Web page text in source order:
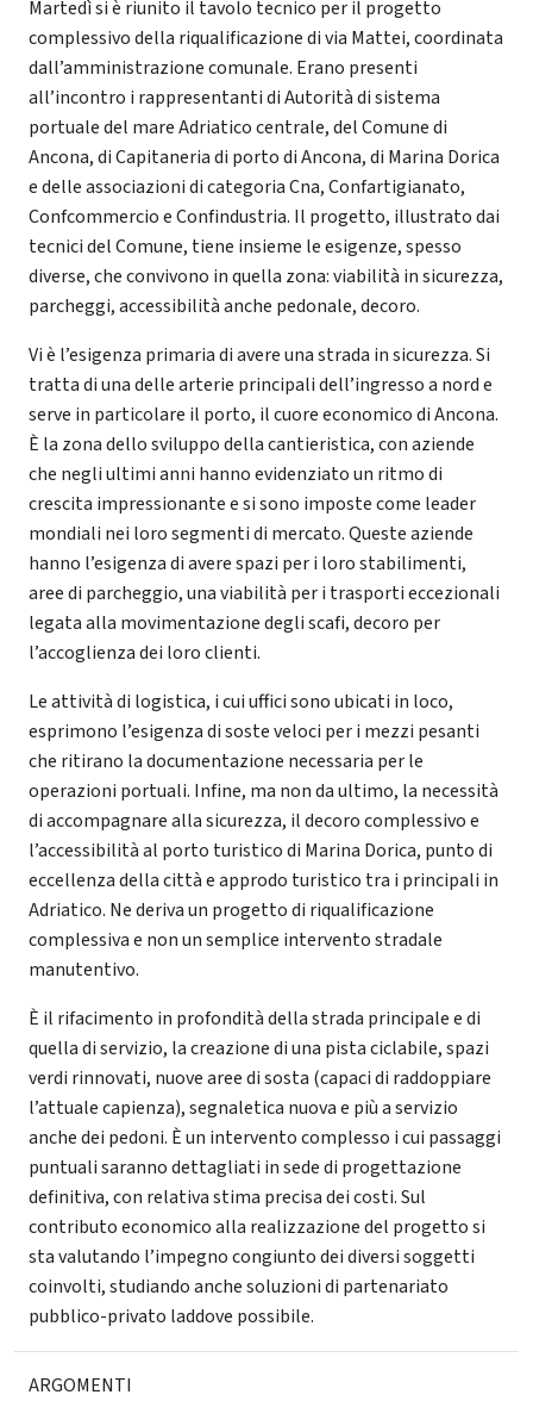
Martedì si è riunito il tavolo tecnico per il progetto
complessivo della riqualificazione di via Mattei, coordinata
dall’amministrazione comunale. Erano presenti
all’incontro i rappresentanti di Autorità di sistema
portuale del mare Adriatico centrale, del Comune di
Ancona, di Capitaneria di porto di Ancona, di Marina Dorica
e delle associazioni di categoria Cna, Confartigianato,
Confcommercio e Confindustria. Il progetto, illustrato dai
tecnici del Comune, tiene insieme le esigenze, spesso
diverse, che convivono in quella zona: viabilità in sicurezza,
parcheggi, accessibilità anche pedonale, decoro.
Vi è l’esigenza primaria di avere una strada in sicurezza. Si
tratta di una delle arterie principali dell’ingresso a nord e
serve in particolare il porto, il cuore economico di Ancona.
È la zona dello sviluppo della cantieristica, con aziende
che negli ultimi anni hanno evidenziato un ritmo di
crescita impressionante e si sono imposte come leader
mondiali nei loro segmenti di mercato. Queste aziende
hanno l’esigenza di avere spazi per i loro stabilimenti,
aree di parcheggio, una viabilità per i trasporti eccezionali
legata alla movimentazione degli scafi, decoro per
l’accoglienza dei loro clienti.
Le attività di logistica, i cui uffici sono ubicati in loco,
esprimono l’esigenza di soste veloci per i mezzi pesanti
che ritirano la documentazione necessaria per le
operazioni portuali. Infine, ma non da ultimo, la necessità
di accompagnare alla sicurezza, il decoro complessivo e
l’accessibilità al porto turistico di Marina Dorica, punto di
eccellenza della città e approdo turistico tra i principali in
Adriatico. Ne deriva un progetto di riqualificazione
complessiva e non un semplice intervento stradale
manutentivo.
È il rifacimento in profondità della strada principale e di
quella di servizio, la creazione di una pista ciclabile, spazi
verdi rinnovati, nuove aree di sosta (capaci di raddoppiare
l’attuale capienza), segnaletica nuova e più a servizio
anche dei pedoni. È un intervento complesso i cui passaggi
puntuali saranno dettagliati in sede di progettazione
definitiva, con relativa stima precisa dei costi. Sul
contributo economico alla realizzazione del progetto si
sta valutando l’impegno congiunto dei diversi soggetti
coinvolti, studiando anche soluzioni di partenariato
pubblico-privato laddove possibile.
ARGOMENTI